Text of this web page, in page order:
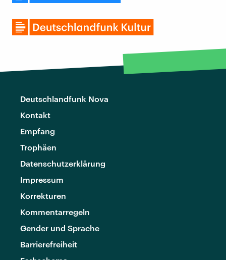
Deutschlandfunk Nova
Kontakt
Empfang
Trophäen
Datenschutzerklärung
Impressum
Korrekturen
Kommentarregeln
Gender und Sprache
Barrierefreiheit